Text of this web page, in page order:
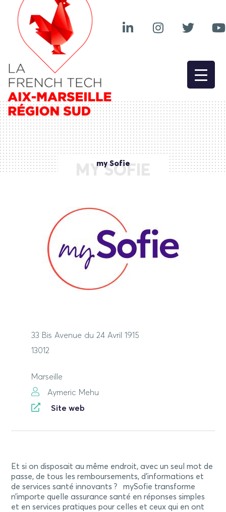
MY SOFIE
my Sofie
33 Bis Avenue du 24 Avril 1915
13012
Marseille
Aymeric Mehu
Site web
Et si on disposait au même endroit, avec un seul mot de
passe, de tous les remboursements, d’informations et
de services santé innovants ? mySofie transforme
n’importe quelle assurance santé en réponses simples
et en services pratiques pour celles et ceux qui en ont